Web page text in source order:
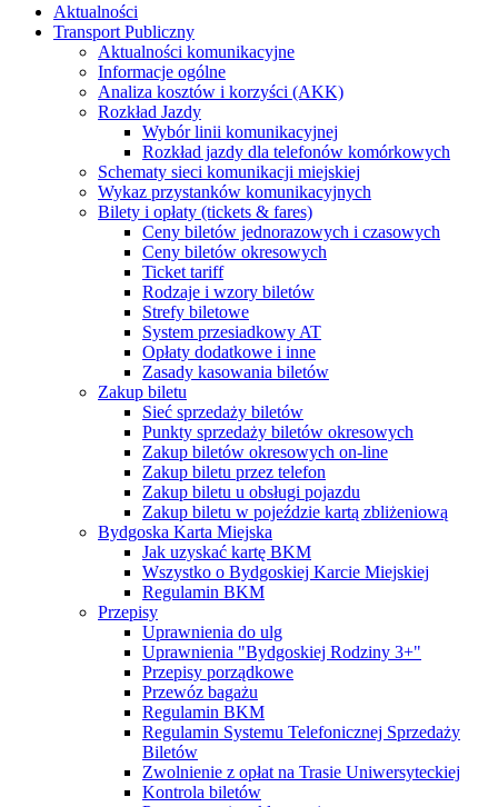
Aktualności
Transport Publiczny
Aktualności komunikacyjne
Informacje ogólne
Analiza kosztów i korzyści (AKK)
Rozkład Jazdy
Wybór linii komunikacyjnej
Rozkład jazdy dla telefonów komórkowych
Schematy sieci komunikacji miejskiej
Wykaz przystanków komunikacyjnych
Bilety i opłaty (tickets & fares)
Ceny biletów jednorazowych i czasowych
Ceny biletów okresowych
Ticket tariff
Rodzaje i wzory biletów
Strefy biletowe
System przesiadkowy AT
Opłaty dodatkowe i inne
Zasady kasowania biletów
Zakup biletu
Sieć sprzedaży biletów
Punkty sprzedaży biletów okresowych
Zakup biletów okresowych on-line
Zakup biletu przez telefon
Zakup biletu u obsługi pojazdu
Zakup biletu w pojeździe kartą zbliżeniową
Bydgoska Karta Miejska
Jak uzyskać kartę BKM
Wszystko o Bydgoskiej Karcie Miejskiej
Regulamin BKM
Przepisy
Uprawnienia do ulg
Uprawnienia "Bydgoskiej Rodziny 3+"
Przepisy porządkowe
Przewóz bagażu
Regulamin BKM
Regulamin Systemu Telefonicznej Sprzedaży
Biletów
Zwolnienie z opłat na Trasie Uniwersyteckiej
Kontrola biletów